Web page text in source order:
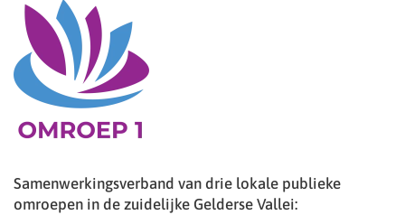
Samenwerkingsverband van drie lokale publieke
omroepen in de zuidelijke Gelderse Vallei: